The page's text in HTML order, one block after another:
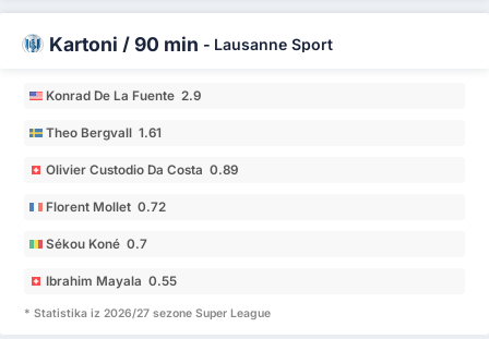
Kartoni / 90 min - Lausanne Sport
Konrad De La Fuente 2.9
Theo Bergvall 1.61
Olivier Custodio Da Costa 0.89
Florent Mollet 0.72
Sékou Koné 0.7
Ibrahim Mayala 0.55
* Statistika iz 2026/27 sezone Super League